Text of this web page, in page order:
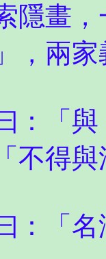
隱畫
，兩
：「
不得
：「